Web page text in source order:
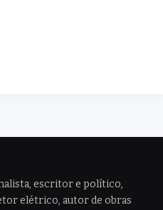
escritor e político,
elétrico, autor de obras